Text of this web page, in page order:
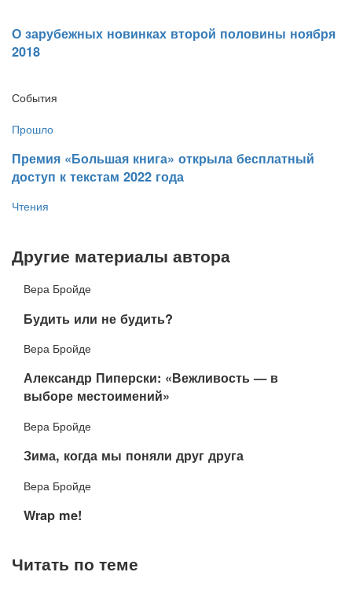
​О зарубежных новинках второй половины ноября
2018
События
Прошло
​Премия «Большая книга» открыла бесплатный
доступ к текстам 2022 года
Чтения
Другие материалы автора
Вера Бройде
​Будить или не будить?
Вера Бройде
Александр Пиперски: «Вежливость — в
выборе местоимений»
Вера Бройде
​Зима, когда мы поняли друг друга
Вера Бройде
​Wrap me!
Читать по теме